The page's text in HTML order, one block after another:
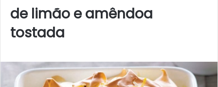
de limão e amêndoa
tostada